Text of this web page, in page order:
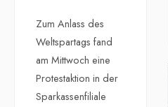
Zum Anlass des
Weltspartags fand
am Mittwoch eine
Protestaktion in der
Sparkassenfiliale